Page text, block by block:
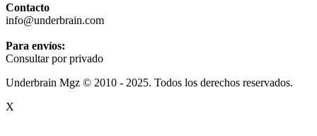
Contacto
info@underbrain.com
Para envíos:
Consultar por privado
Underbrain Mgz © 2010 - 2025. Todos los derechos reservados.
X